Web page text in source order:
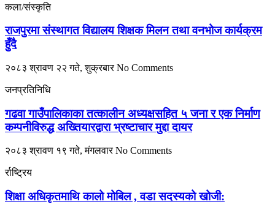
कला/संस्कृति
राजपुरमा संस्थागत विद्यालय शिक्षक मिलन तथा वनभोज कार्यक्रम
हुँदै
२०८३ श्रावण २२ गते, शुक्रबारNo Comments
जनप्रतिनिधि
गढवा गाउँपालिकाका तत्कालीन अध्यक्षसहित ५ जना र एक निर्माण
कम्पनीविरुद्ध अख्तियारद्वारा भ्रष्टाचार मुद्दा दायर
२०८३ श्रावण १९ गते, मंगलवारNo Comments
र्राष्ट्रिय
शिक्षा अधिकृतमाथि कालो मोबिल , वडा सदस्यको खोजी: